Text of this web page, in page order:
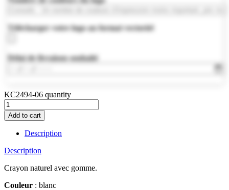
Télécharger votre logo au format vectoriel
Délai de livraison souhaité
KC2494-06 quantity
Add to cart
Description
Description
Crayon naturel avec gomme.
Couleur : blanc